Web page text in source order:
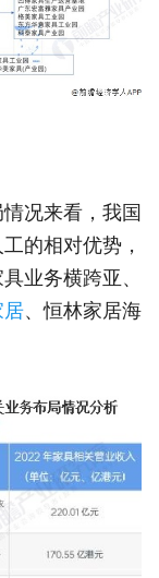
况来看，我国
的相对优势，
业务横跨亚、
居、恒林家居海